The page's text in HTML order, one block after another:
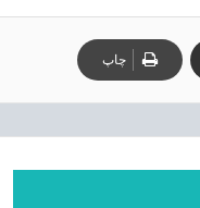
چاپ